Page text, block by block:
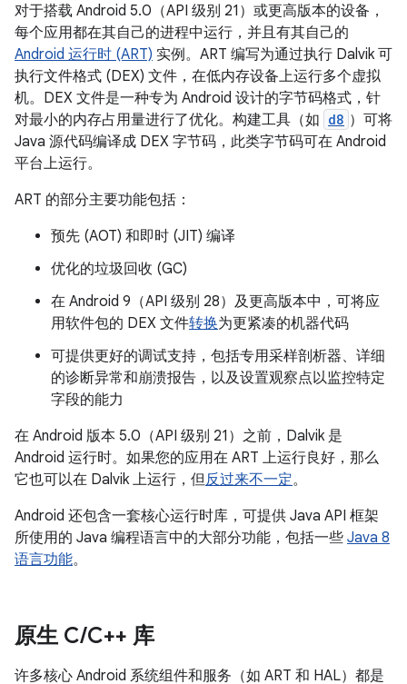
对于搭载 Android 5.0（API 级别 21）或更高版本的设备，
每个应用都在其自己的进程中运行，并且有其自己的
Android 运行时 (ART) 实例。ART 编写为通过执行 Dalvik 可
执行文件格式 (DEX) 文件，在低内存设备上运行多个虚拟
机。DEX 文件是一种专为 Android 设计的字节码格式，针
对最小的内存占用量进行了优化。构建工具（如 d8 ）可将
Java 源代码编译成 DEX 字节码，此类字节码可在 Android
平台上运行。
ART 的部分主要功能包括：
预先 (AOT) 和即时 (JIT) 编译
优化的垃圾回收 (GC)
在 Android 9（API 级别 28）及更高版本中，可将应
用软件包的 DEX 文件转换为更紧凑的机器代码
可提供更好的调试支持，包括专用采样剖析器、详细
的诊断异常和崩溃报告，以及设置观察点以监控特定
字段的能力
在 Android 版本 5.0（API 级别 21）之前，Dalvik 是
Android 运行时。如果您的应用在 ART 上运行良好，那么
它也可以在 Dalvik 上运行，但反过来不一定。
Android 还包含一套核心运行时库，可提供 Java API 框架
所使用的 Java 编程语言中的大部分功能，包括一些 Java 8
语言功能。
原生 C/C++ 库
许多核心 Android 系统组件和服务（如 ART 和 HAL）都是